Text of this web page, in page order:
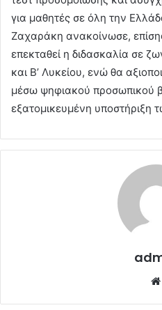
για μαθητές σε όλη την
Ζαχαράκη ανακοίνωσε,
επεκταθεί η διδασκαλία σε
και Β’ Λυκείου, ενώ θα
μέσω ψηφιακού προσωπικού
εξατομικευμένη υποστήριξη